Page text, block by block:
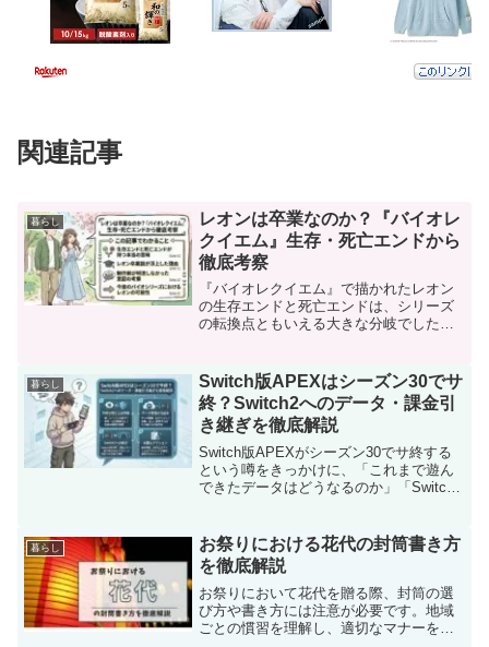
関連記事
暮らし
レオンは卒業なのか？『バイオレ
クイエム』生存・死亡エンドから
徹底考察
『バイオレクイエム』で描かれたレオン
の生存エンドと死亡エンドは、シリーズ
の転換点ともいえる大きな分岐でした。
か。本記事では、その演出の意味やシリ
ーズ全体の流れを踏まえなが...
暮らし
Switch版APEXはシーズン30でサ
終？Switch2へのデータ・課金引
き継ぎを徹底解説
Switch版APEXがシーズン30でサ終する
という噂をきっかけに、「これまで遊ん
できたデータはどうなるのか」「Switch2
す。結論から言うと、現時点でSwitch
版...
暮らし
お祭りにおける花代の封筒書き方
を徹底解説
お祭りにおいて花代を贈る際、封筒の選
び方や書き方には注意が必要です。地域
ごとの慣習を理解し、適切なマナーを守